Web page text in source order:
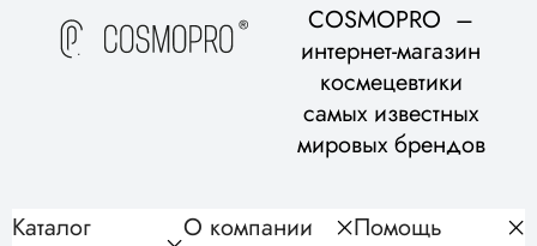
COSMOPRO –
интернет-магазин
космецевтики
самых известных
мировых брендов
Каталог
О компании Помощь